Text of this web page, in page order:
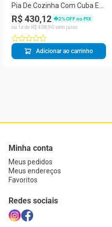
Pia De Cozinha Com Cuba E
Válvula Bali 120cm Aço Inox -
Ghel Plus
R$ 430,12 2% OFF no PIX
ou 1 x de R$ 438 90 sem juros
Adicionar ao carrinho
Minha conta
Meus pedidos
Meus endereços
Favoritos
Redes sociais